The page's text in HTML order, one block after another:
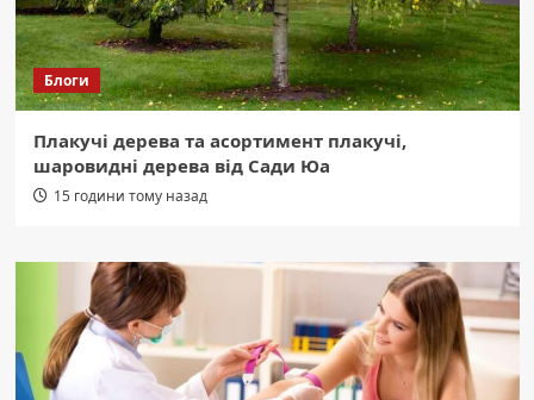
Блоги
Плакучі дерева та асортимент плакучі,
шаровидні дерева від Сади Юа
15 години тому назад